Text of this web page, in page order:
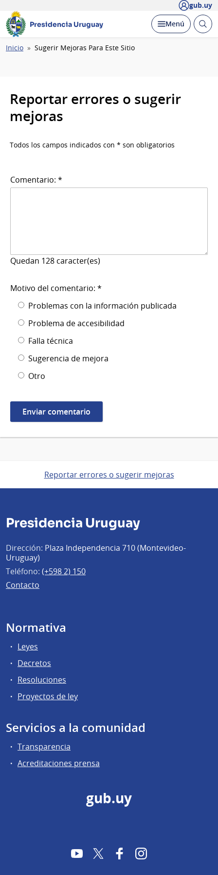
gub.uy
Presidencia Uruguay Desplegar
Menú Abrir
Ruta
Inicio Sugerir Mejoras Para Este Sitio
Reportar errores o sugerir
mejoras
Todos los campos indicados con * son obligatorios
Comentario: *
Quedan 128 caracter(es)
Motivo del comentario: *
Problemas con la información publicada
Problema de accesibilidad
Falla técnica
Sugerencia de mejora
Otro
Reportar errores o sugerir mejoras
Presidencia Uruguay
Dirección: Plaza Independencia 710 (Montevideo-
Uruguay)
Teléfono: (+598 2) 150
Contacto
Normativa
Leyes
Decretos
Resoluciones
Proyectos de ley
Servicios a la comunidad
Transparencia
Acreditaciones prensa
gub.uy
YouTubeTwitter FacebookInstagram